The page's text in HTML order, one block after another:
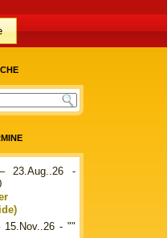
– 23.Aug..26 -
15.Nov..26 - ""